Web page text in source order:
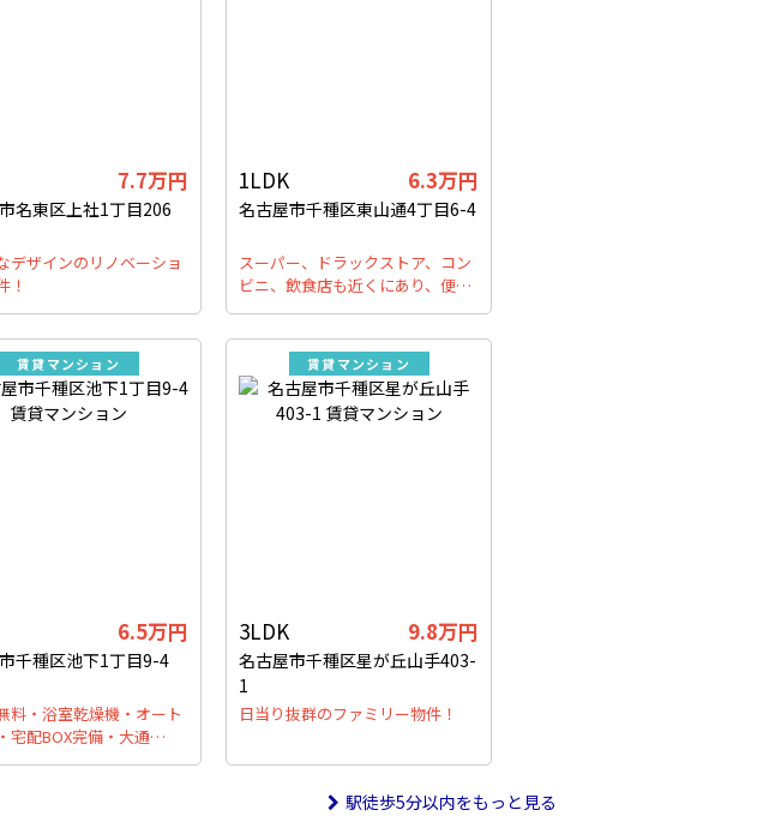
7.7万円
名東区上社1丁目206
デザインのリノベーショ
！
1LDK 6.3万円
名古屋市千種区東山通4丁目6-4
スーパー、ドラックストア、コン
ビニ、飲食店も近くにあり、便…
賃貸マンション
6.5万円
千種区池下1丁目9-4
料・浴室乾燥機・オート
宅配BOX完備・大通…
賃貸マンション
3LDK 9.8万円
名古屋市千種区星が丘山手403-
1
日当り抜群のファミリー物件！
駅徒歩5分以内をもっと見る